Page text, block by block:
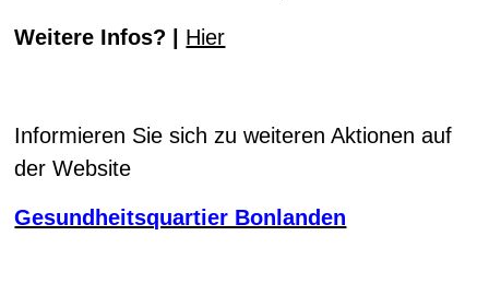
Weitere Infos? | Hier
Informieren Sie sich zu weiteren Aktionen auf
der Website
Gesundheitsquartier Bonlanden